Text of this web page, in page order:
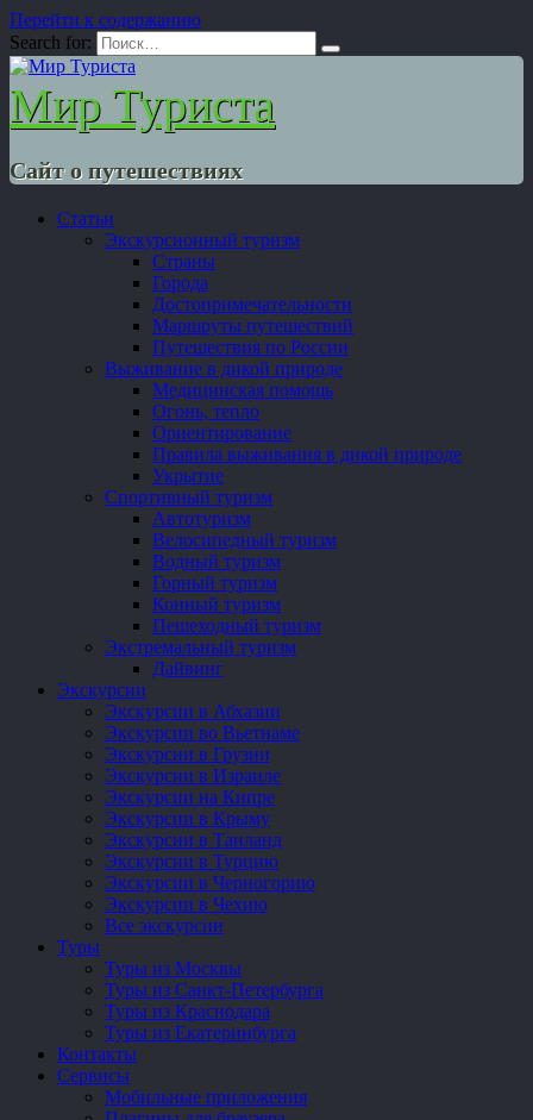
Перейти к содержанию
Search for:
Мир Туриста
Сайт о путешествиях
Статьи
Экскурсионный туризм
Страны
Города
Достопримечательности
Маршруты путешествий
Путешествия по России
Выживание в дикой природе
Медицинская помощь
Огонь, тепло
Ориентирование
Правила выживания в дикой природе
Укрытие
Спортивный туризм
Автотуризм
Велосипедный туризм
Водный туризм
Горный туризм
Конный туризм
Пешеходный туризм
Экстремальный туризм
Дайвинг
Экскурсии
Экскурсии в Абхазии
Экскурсии во Вьетнаме
Экскурсии в Грузии
Экскурсии в Израиле
Экскурсии на Кипре
Экскурсии в Крыму
Экскурсии в Таиланд
Экскурсии в Турцию
Экскурсии в Черногорию
Экскурсии в Чехию
Все экскурсии
Туры
Туры из Москвы
Туры из Санкт-Петербурга
Туры из Краснодара
Туры из Екатеринбурга
Контакты
Сервисы
Мобильные приложения